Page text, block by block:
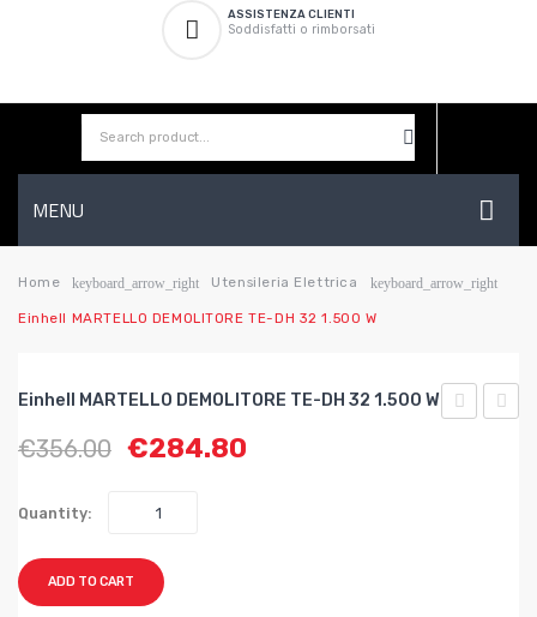
ASSISTENZA CLIENTI
Soddisfatti o rimborsati
MENU
HOME
AZIENDA
Home keyboard_arrow_right Utensileria Elettrica keyboard_arrow_right
Einhell MARTELLO DEMOLITORE TE-DH 32 1.500 W
Einhell MARTELLO DEMOLITORE TE-DH 32 1.500 W
€356.00 €284.80
Quantity:
ADD TO CART